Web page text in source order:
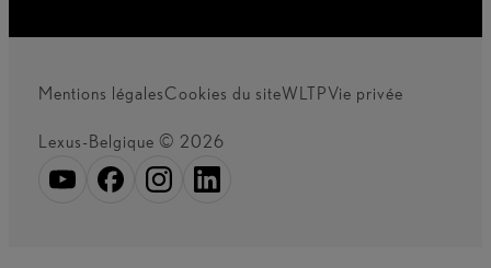
Mentions légalesCookies du siteWLTPVie privée
Lexus-Belgique © 2026